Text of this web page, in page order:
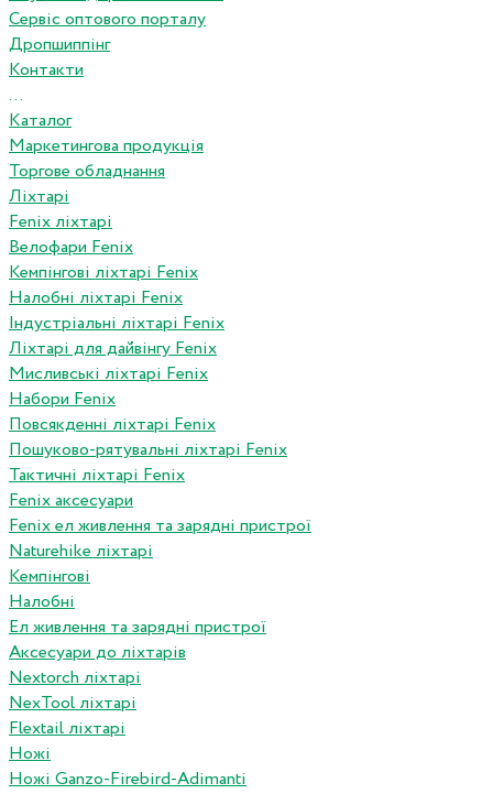
Сервіс оптового порталу
Дропшиппінг
Контакти
...
Каталог
Маркетингова продукція
Торгове обладнання
Ліхтарі
Fenix ліхтарі
Велофари Fenix
Кемпінгові ліхтарі Fenix
Налобні ліхтарі Fenix
Індустріальні ліхтарі Fenix
Ліхтарі для дайвінгу Fenix
Мисливські ліхтарі Fenix
Набори Fenix
Повсякденні ліхтарі Fenix
Пошуково-рятувальні ліхтарі Fenix
Тактичні ліхтарі Fenix
Fenix аксесуари
Fenix ел живлення та зарядні пристрої
Naturehike ліхтарі
Кемпінгові
Налобні
Ел живлення та зарядні пристрої
Аксесуари до ліхтарів
Nextorch ліхтарі
NexTool ліхтарі
Flextail ліхтарі
Ножі
Ножі Ganzo-Firebird-Adimanti